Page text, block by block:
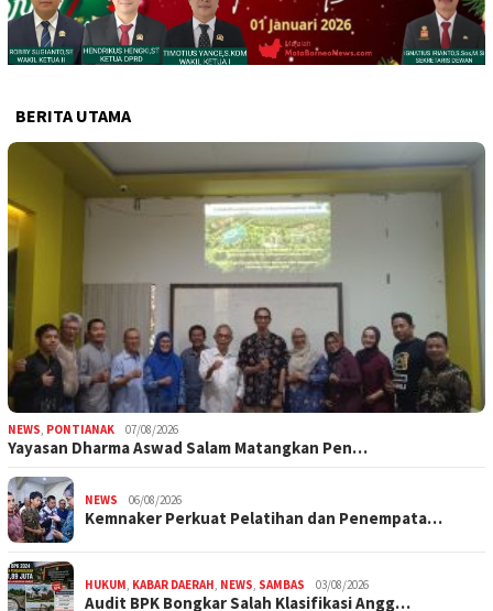
BERITA UTAMA
NEWS, PONTIANAK 07/08/2026
Yayasan Dharma Aswad Salam Matangkan Pen…
NEWS 06/08/2026
Kemnaker Perkuat Pelatihan dan Penempata…
HUKUM, KABAR DAERAH, NEWS, SAMBAS 03/08/2026
Audit BPK Bongkar Salah Klasifikasi Angg…